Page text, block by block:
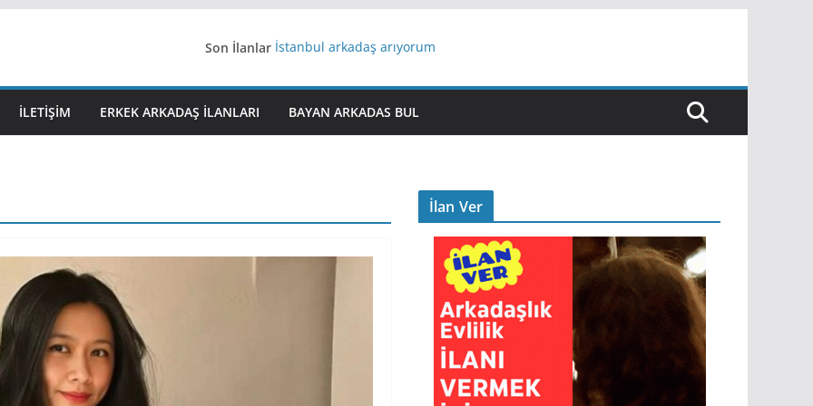
Son İlanlar İstanbul arkadaş arıyorum
Yeni Bir Aşk Lazım
iş arayanlara iş
İLETIŞIM ERKEK ARKADAŞ ILANLARI BAYAN ARKADAS BUL
İlan Ver